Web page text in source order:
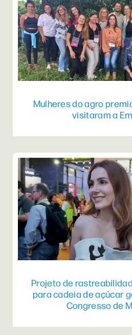
Mulheres do agro
visitaram a
Projeto de
para cadeia de açúcar
Congresso de